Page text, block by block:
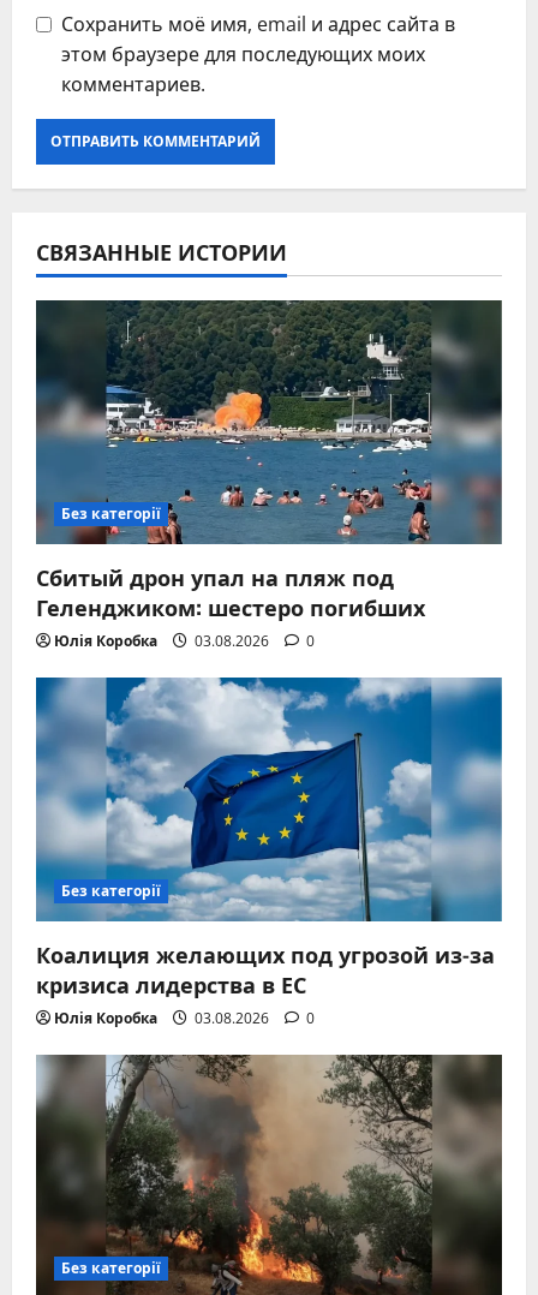
Сохранить моё имя, email и адрес сайта в
этом браузере для последующих моих
комментариев.
СВЯЗАННЫЕ ИСТОРИИ
Без категорії
Сбитый дрон упал на пляж под
Геленджиком: шестеро погибших
Юлія Коробка 03.08.2026 0
Без категорії
Коалиция желающих под угрозой из-за
кризиса лидерства в ЕС
Юлія Коробка 03.08.2026 0
Без категорії